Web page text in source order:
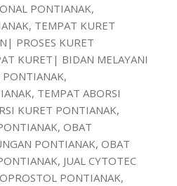
PONTIANAK,
TEMPAT KURET
PROSES KURET
KURET| BIDAN MELAYANI
TEMPAT ABORSI
KURET PONTIANAK,
OBAT
PONTIANAK, OBAT
JUAL CYTOTEC
PONTIANAK,